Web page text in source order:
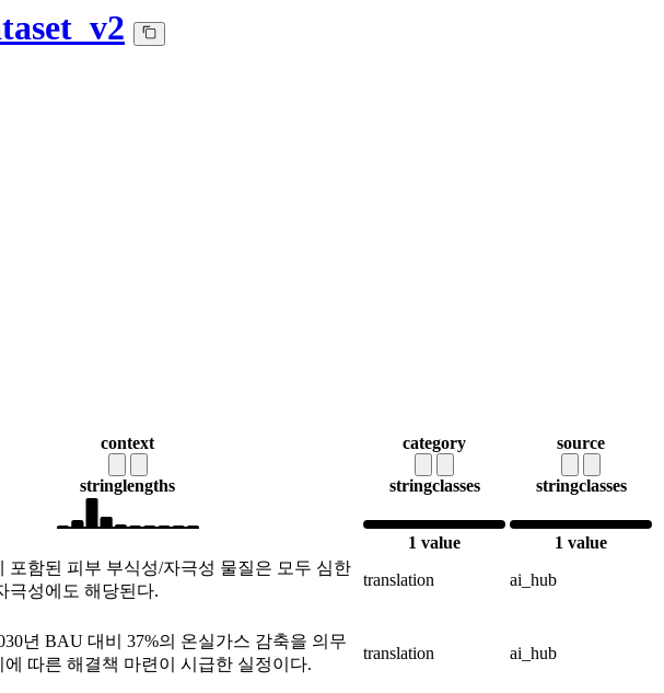
context
stringlengths
category
stringclasses
1 value
source
stringclasses
1 value
포함된 피부 부식성/자극성 물질은 모두 심한
극성에도 해당된다.
translation ai_hub
년 BAU 대비 37%의 온실가스 감축을 의무
에 따른 해결책 마련이 시급한 실정이다.
translation ai_hub